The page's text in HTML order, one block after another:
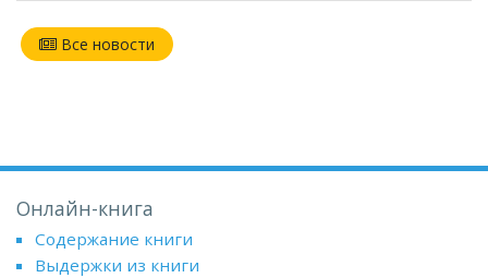
Все новости
Онлайн-книга
Содержание книги
Выдержки из книги